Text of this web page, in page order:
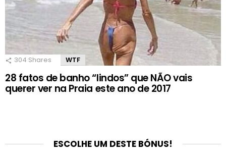
304 Shares WTF
28 fatos de banho “lindos” que NÃO vais
querer ver na Praia este ano de 2017
ESCOLHE UM DESTE BÓNUS!